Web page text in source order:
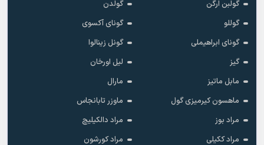
گولبن ارگن
گولدن
گوللو
گونای آکسوی
گونای ابراهیملی
گونل زینالوا
گیز
لیل اورخان
مابل ماتیز
مارال
ماهسون کیرمیزی گول
ماوزر تابانجاس
مراد بوز
مراد دالکیلیچ
مراد ککیلی
مراد کورشون